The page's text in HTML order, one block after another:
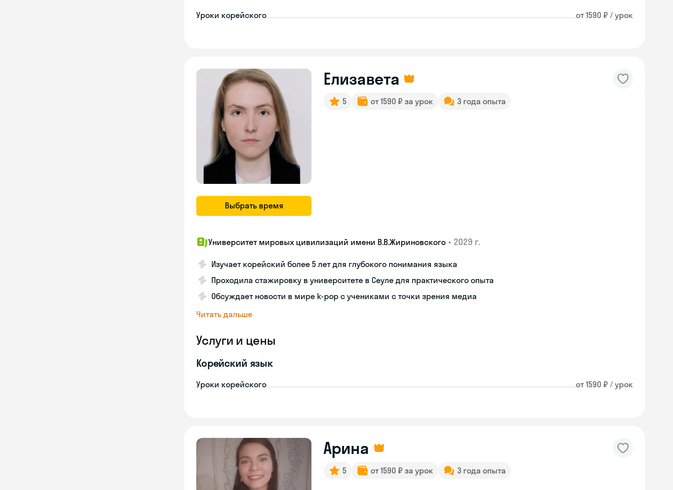
Уроки корейского от 1590 ₽ / урок
Выбрать время
Елизавета
5 от 1590 ₽ за урок 3 года опыта
Университет мировых цивилизаций имени В.В.Жириновского • 2029 г.
Изучает корейский более 5 лет для глубокого понимания языка
Проходила стажировку в университете в Сеуле для практического опыта
Обсуждает новости в мире k-pop с учениками с точки зрения медиа
Читать дальше
Услуги и цены
Корейский язык
Уроки корейского от 1590 ₽ / урок
Арина
5 от 1590 ₽ за урок 3 года опыта